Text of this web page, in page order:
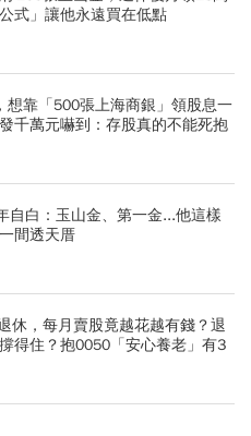
式」讓他永遠買在低點
想靠「500張上海商銀」領股息一
千萬元嚇到：存股真的不能死抱
自白：玉山金、第一金...他這樣
間透天厝
休，每月賣股竟越花越有錢？退
得住？抱0050「安心養老」有3